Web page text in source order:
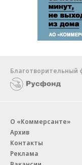
Благотворительный
О «Коммерсанте»
Архив
Контакты
Реклама